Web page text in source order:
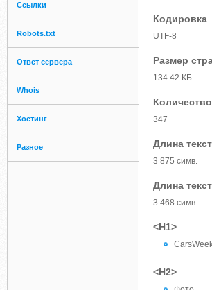
Ссылки
Robots.txt
Ответ сервера
Whois
Хостинг
Разное
Кодировка
UTF-8
Размер
134.42 КБ
347
Длина
3 875 симв.
Длина
3 468 симв.
<H1>
<H2>